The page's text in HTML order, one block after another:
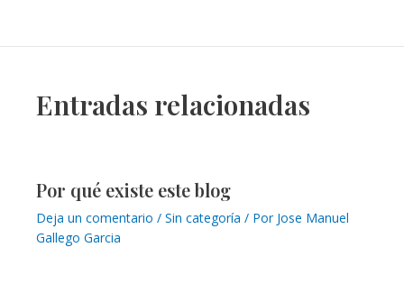
Entradas relacionadas
Por qué existe este blog
Deja un comentario / Sin categoría / Por Jose Manuel
Gallego Garcia